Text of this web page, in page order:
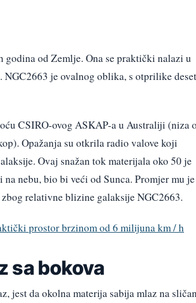
od Zemlje. Ona se praktički nalazi u
NGC2663 je ovalnog oblika, s otprilike deset
CSIRO-ovog ASKAP-a u Australiji (niza
Opažanja su otkrila radio valove koji
Ovaj snažan tok materijala oko 50 je
nebu, bio bi veći od Sunca. Promjer mu je
relativne blizine galaksije NGC2663.
prostor brzinom od 6 milijuna km / h
sa bokova
jest da okolna materija sabija mlaz na